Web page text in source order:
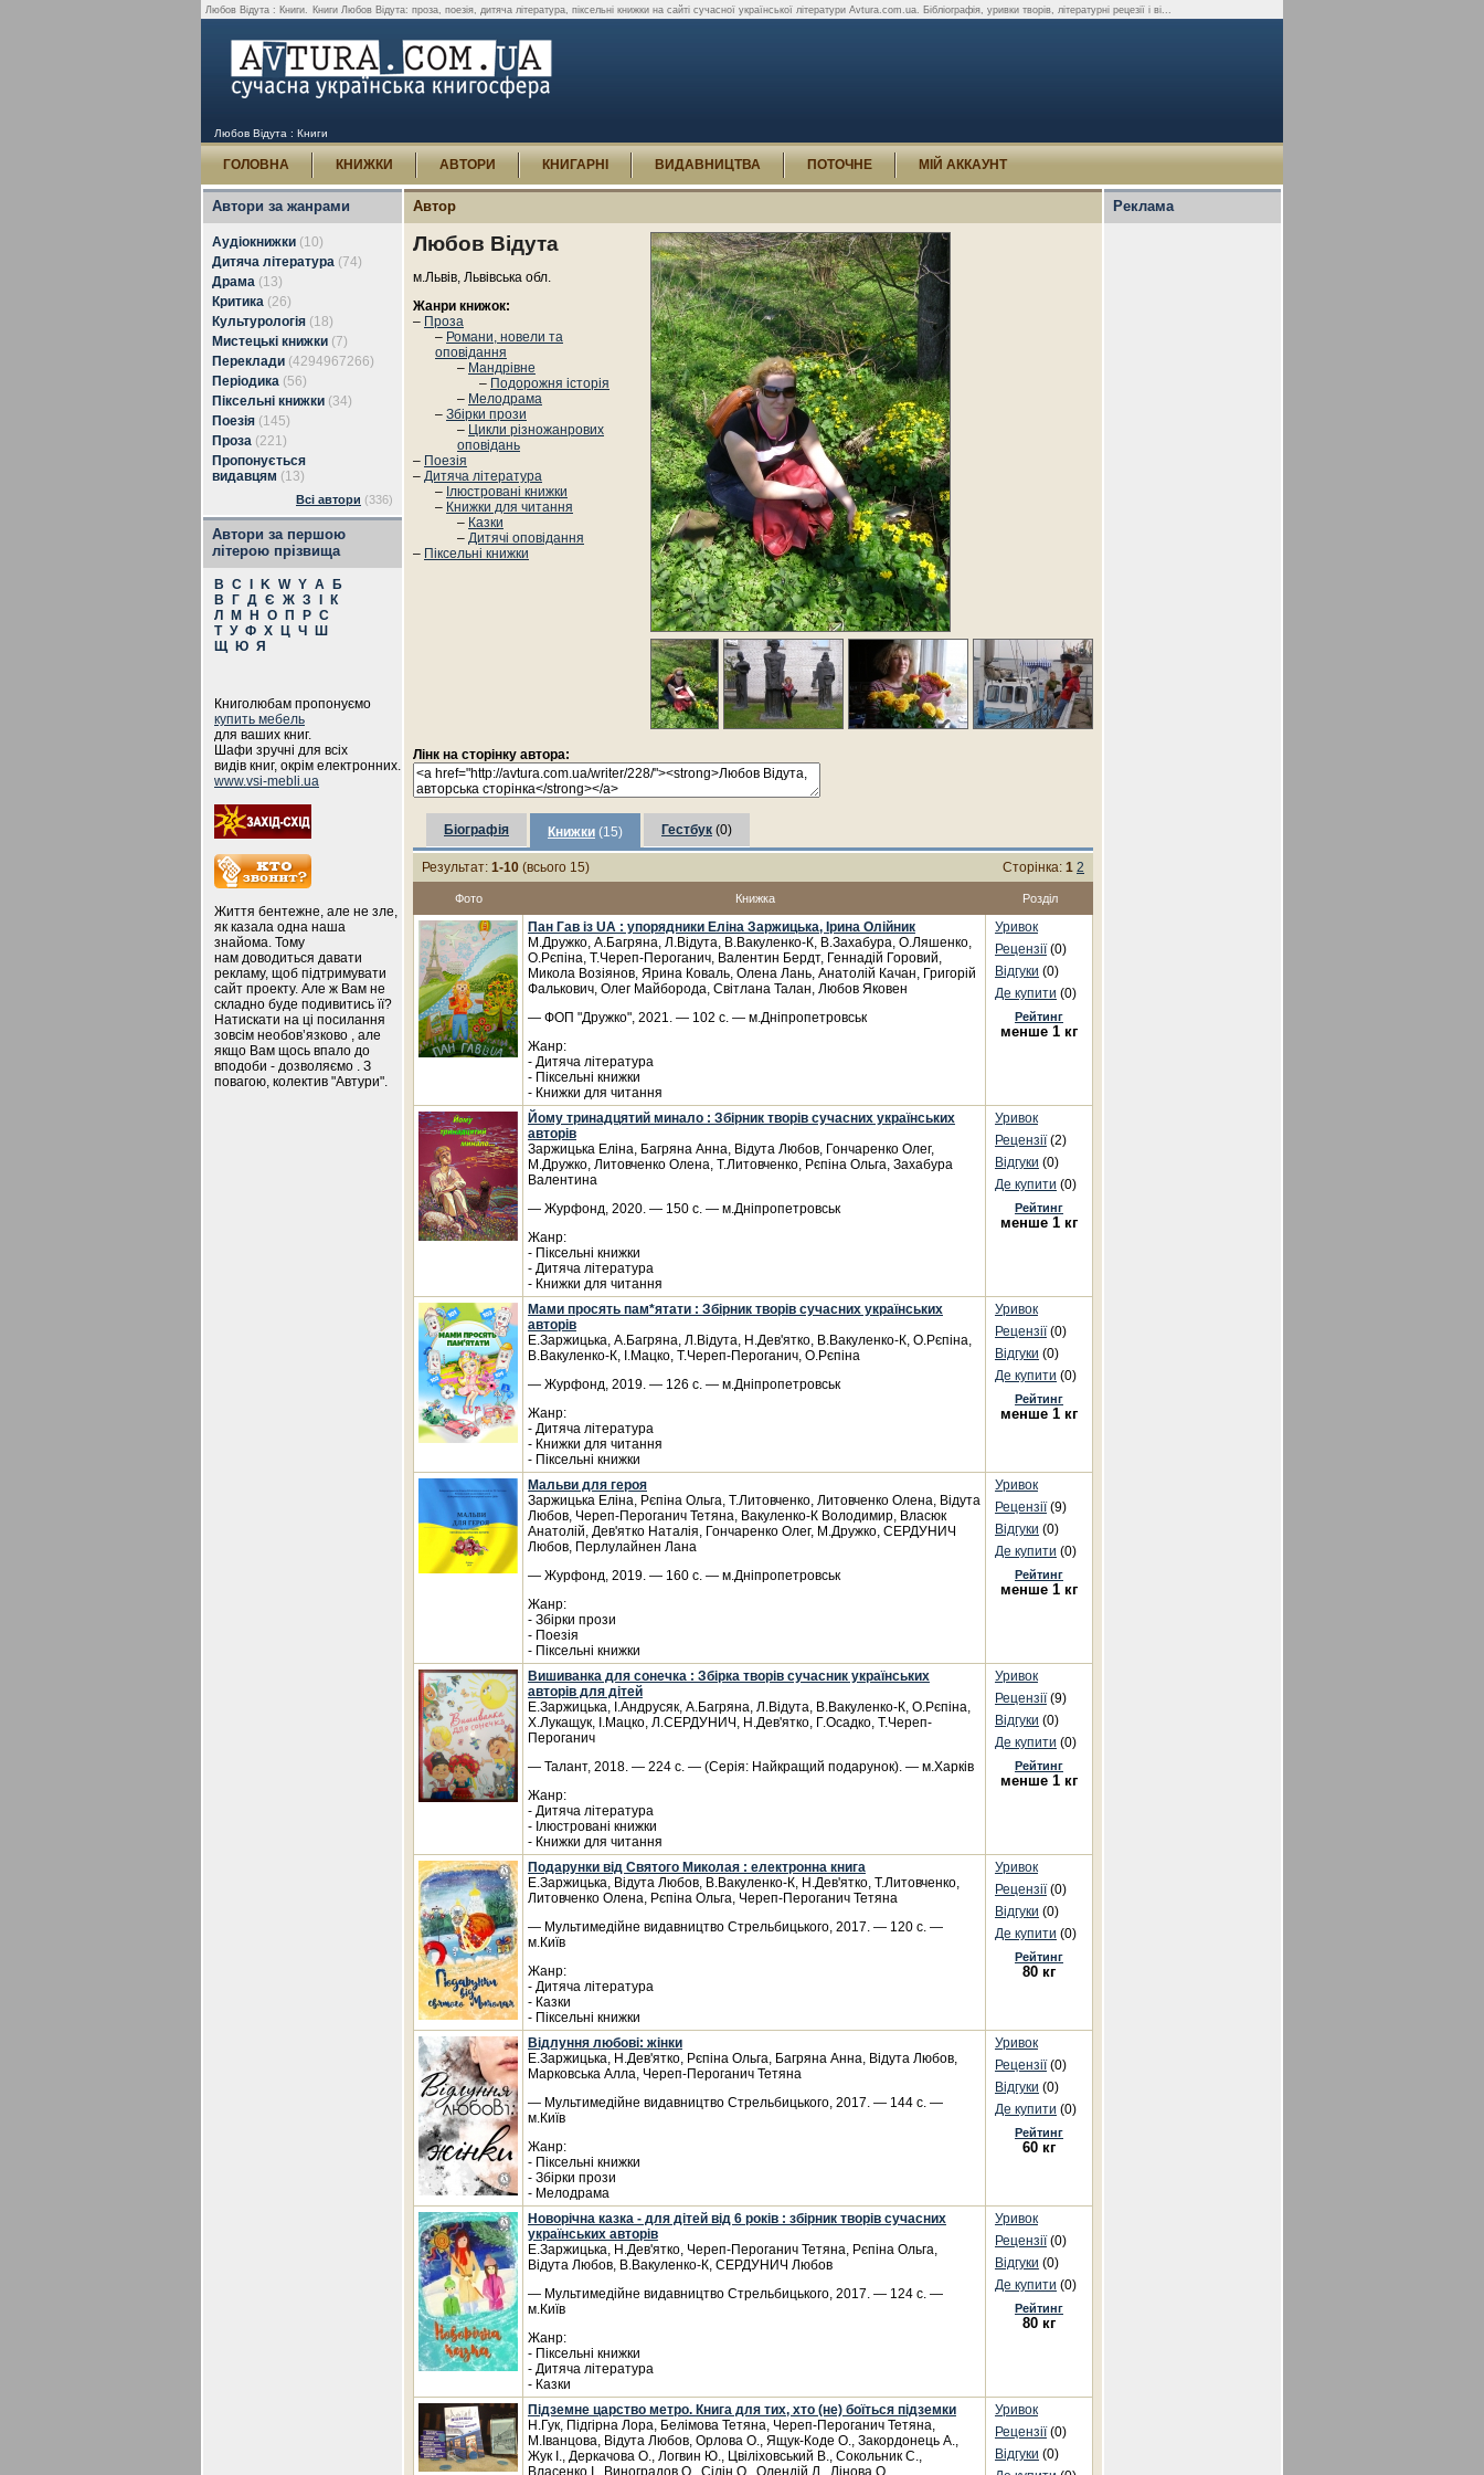
Любов Відута : Книги. Книги Любов Відута: проза, поезія, дитяча література, піксельні книжки на сайті сучасної української літератури Avtura.com.ua. Бібліографія, уривки творів, літературні рецезії і ві...
Любов Відута : Книги
ГОЛОВНА КНИЖКИ АВТОРИ КНИГАРНІ ВИДАВНИЦТВА ПОТОЧНЕ МІЙ АККАУНТ
Автори за жанрами
Аудіокнижки (10)
Дитяча література (74)
Драма (13)
Критика (26)
Культурологія (18)
Мистецькі книжки (7)
Переклади (4294967266)
Періодика (56)
Піксельні книжки (34)
Поезія (145)
Проза (221)
Пропонується
видавцям (13)
Всі автори (336)
Автори за першою
літерою прізвища
B C K W Y А
Б
В
Г Д Є Ж З
К
Л
М Н О П Р С
Т У Ф Х Ц Ч
Ш
Щ
Ю Я
Книголюбам пропонуємо
купить мебель
для ваших книг.
Шафи зручні для всіх
видів книг, окрім електронних.
www.vsi-mebli.ua
Життя бентежне, але не зле,
як казала одна наша
знайома. Тому
нам доводиться давати
рекламу, щоб підтримувати
сайт проекту. Але ж Вам не
складно буде подивитись її?
Натискати на ці посилання
зовсім необов’язково , але
якщо Вам щось впало до
вподоби - дозволяємо . З
повагою, колектив "Автури".
Автор
Любов Відута
м.Львів, Львівська обл.
Жанри книжок:
– Проза
– Романи, новели та
оповідання
– Мандрівне
– Подорожня історія
– Мелодрама
– Збірки прози
– Цикли різножанрових
оповідань
– Поезія
– Дитяча література
– Ілюстровані книжки
– Книжки для читання
– Казки
– Дитячі оповідання
– Піксельні книжки
Лінк на сторінку автора:
Біографія Книжки (15) Гестбук (0)
Результат: 1-10 (всього 15) Сторінка: 1 2
Фото Книжка Розділ
Пан Гав із UA : упорядники Еліна Заржицька, Ірина Олійник
М.Дружко, А.Багряна, Л.Відута, В.Вакуленко-К, В.Захабура, О.Ляшенко,
О.Рєпіна, Т.Череп-Пероганич, Валентин Бердт, Геннадій Горовий,
Микола Возіянов, Ярина Коваль, Олена Лань, Анатолій Качан, Григорій
Фалькович, Олег Майборода, Світлана Талан, Любов Яковен
— ФОП "Дружко", 2021. — 102 с. — м.Дніпропетровськ
Жанр:
- Дитяча література
- Піксельні книжки
- Книжки для читання
Уривок
Рецензії(0)
Відгуки (0)
Де купити (0)
Рейтинг
менше 1 кг
Йому тринадцятий минало : Збірник творів сучасних українських
авторів
Заржицька Еліна, Багряна Анна, Відута Любов, Гончаренко Олег,
М.Дружко, Литовченко Олена, Т.Литовченко, Рєпіна Ольга, Захабура
Валентина
— Журфонд, 2020. — 150 с. — м.Дніпропетровськ
Жанр:
- Піксельні книжки
- Дитяча література
- Книжки для читання
Уривок
Рецензії(2)
Відгуки (0)
Де купити (0)
Рейтинг
менше 1 кг
Мами просять пам*ятати : Збірник творів сучасних українських
авторів
Е.Заржицька, А.Багряна, Л.Відута, Н.Дев'ятко, В.Вакуленко-К, О.Рєпіна,
В.Вакуленко-К, І.Мацко, Т.Череп-Пероганич, О.Рєпіна
— Журфонд, 2019. — 126 с. — м.Дніпропетровськ
Жанр:
- Дитяча література
- Книжки для читання
- Піксельні книжки
Уривок
Рецензії(0)
Відгуки (0)
Де купити (0)
Рейтинг
менше 1 кг
Мальви для героя
Заржицька Еліна, Рєпіна Ольга, Т.Литовченко, Литовченко Олена, Відута
Любов, Череп-Пероганич Тетяна, Вакуленко-К Володимир, Власюк
Анатолій, Дев'ятко Наталія, Гончаренко Олег, М.Дружко, СЕРДУНИЧ
Любов, Перлулайнен Лана
— Журфонд, 2019. — 160 с. — м.Дніпропетровськ
Жанр:
- Збірки прози
- Поезія
- Піксельні книжки
Уривок
Рецензії(9)
Відгуки (0)
Де купити (0)
Рейтинг
менше 1 кг
Вишиванка для сонечка : Збірка творів сучасник українських
авторів для дітей
Е.Заржицька, І.Андрусяк, А.Багряна, Л.Відута, В.Вакуленко-К, О.Рєпіна,
Х.Лукащук, І.Мацко, Л.СЕРДУНИЧ, Н.Дев'ятко, Г.Осадко, Т.Череп-
Пероганич
— Талант, 2018. — 224 с. — (Серія: Найкращий подарунок). — м.Харків
Жанр:
- Дитяча література
- Ілюстровані книжки
- Книжки для читання
Уривок
Рецензії(9)
Відгуки (0)
Де купити (0)
Рейтинг
менше 1 кг
Подарунки від Святого Миколая : електронна книга
Е.Заржицька, Відута Любов, В.Вакуленко-К, Н.Дев'ятко, Т.Литовченко,
Литовченко Олена, Рєпіна Ольга, Череп-Пероганич Тетяна
— Мультимедійне видавництво Стрельбицького, 2017. — 120 с. —
м.Київ
Жанр:
- Дитяча література
- Казки
- Піксельні книжки
Уривок
Рецензії(0)
Відгуки (0)
Де купити (0)
Рейтинг
80 кг
Відлуння любові: жінки
Е.Заржицька, Н.Дев'ятко, Рєпіна Ольга, Багряна Анна, Відута Любов,
Марковська Алла, Череп-Пероганич Тетяна
— Мультимедійне видавництво Стрельбицького, 2017. — 144 с. —
м.Київ
Жанр:
- Піксельні книжки
- Збірки прози
- Мелодрама
Уривок
Рецензії(0)
Відгуки (0)
Де купити (0)
Рейтинг
60 кг
Новорічна казка - для дітей від 6 років : збірник творів сучасних
українських авторів
Е.Заржицька, Н.Дев'ятко, Череп-Пероганич Тетяна, Рєпіна Ольга,
Відута Любов, В.Вакуленко-К, СЕРДУНИЧ Любов
— Мультимедійне видавництво Стрельбицького, 2017. — 124 с. —
м.Київ
Жанр:
- Піксельні книжки
- Дитяча література
- Казки
Уривок
Рецензії(0)
Відгуки (0)
Де купити (0)
Рейтинг
80 кг
Підземне царство метро. Книга для тих, хто (не) боїться підземки
Н.Гук, Підгірна Лора, Белімова Тетяна, Череп-Пероганич Тетяна,
М.Іванцова, Відута Любов, Орлова О., Ящук-Коде О., Закордонець А.,
Жук І., Деркачова О., Логвин Ю., Цвіліховський В., Сокольник С.,
Власенко І., Виноградов О., Сілін О., Олендій Л., Лінова О.,
Уривок
Рецензії(0)
Відгуки (0)
Реклама